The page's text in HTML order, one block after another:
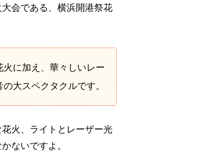
会である、横浜開港祭花
に加え、華々しいレー
大スペクタクルです。
火、ライトとレーザー光
ないですよ。